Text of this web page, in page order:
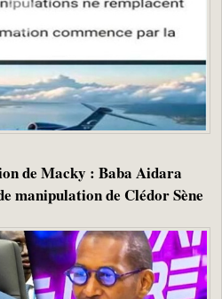
de Macky : Baba Aidara
manipulation de Clédor Sène